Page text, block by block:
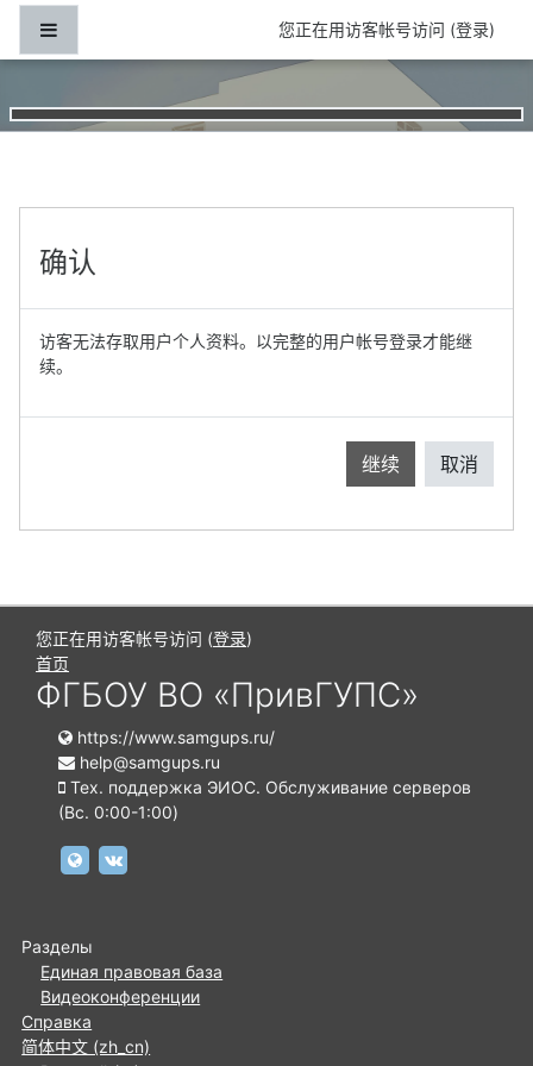
跳到主要内容
您正在用访客帐号访问 (登录)
确认
访客无法存取用户个人资料。以完整的用户帐号登录才能继
续。
继续 取消
您正在用访客帐号访问 (登录)
首页
ФГБОУ ВО «ПривГУПС»
https://www.samgups.ru/
help@samgups.ru
Тех. поддержка ЭИОС. Обслуживание серверов
(Вc. 0:00-1:00)
https://www.samgups.ru
Разделы
Единая правовая база
Видеоконференции
Справка
简体中文 ‎(zh_cn)‎